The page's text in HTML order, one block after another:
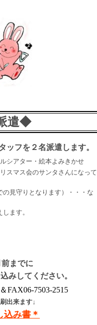
遣◆
フを２名派遣します。
シアター・絵本よみきかせ
スマス会のサンタさんになって
見守りとなります）・・・な
ます。
までに
みしてください。
FAX06-7503-2515
出来ます↓
込み書＊